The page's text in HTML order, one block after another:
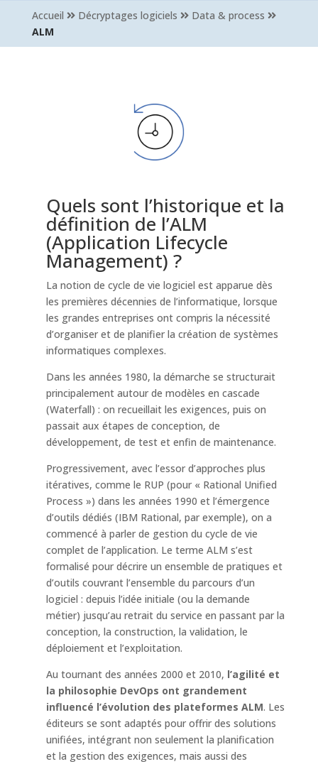
Accueil Décryptages logiciels
Data & process
ALM
Quels sont l’historique et la
définition de l’ALM
(Application Lifecycle
Management) ?
La notion de cycle de vie logiciel est apparue dès
les premières décennies de l’informatique, lorsque
les grandes entreprises ont compris la nécessité
d’organiser et de planifier la création de systèmes
informatiques complexes.
Dans les années 1980, la démarche se structurait
principalement autour de modèles en cascade
(Waterfall) : on recueillait les exigences, puis on
passait aux étapes de conception, de
développement, de test et enfin de maintenance.
Progressivement, avec l’essor d’approches plus
itératives, comme le RUP (pour « Rational Unified
Process ») dans les années 1990 et l’émergence
d’outils dédiés (IBM Rational, par exemple), on a
commencé à parler de gestion du cycle de vie
complet de l’application. Le terme ALM s’est
formalisé pour décrire un ensemble de pratiques et
d’outils couvrant l’ensemble du parcours d’un
logiciel : depuis l’idée initiale (ou la demande
métier) jusqu’au retrait du service en passant par la
conception, la construction, la validation, le
déploiement et l’exploitation.
Au tournant des années 2000 et 2010, l’agilité et
la philosophie DevOps ont grandement
influencé l’évolution des plateformes ALM. Les
éditeurs se sont adaptés pour offrir des solutions
unifiées, intégrant non seulement la planification
et la gestion des exigences, mais aussi des